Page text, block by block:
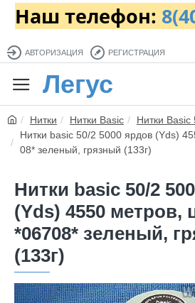
Наш телефон:
АВТОРИЗАЦИЯ РЕГИСТРАЦИЯ
Легус
Нитки Нитки Basic
Нитки Basic
Нитки basic 50/2 5000 ярдов (Yds)
08* зеленый, грязный (133г)
Нитки basic 50/2
(Yds) 4550 метров,
*06708* зеленый,
(133г)